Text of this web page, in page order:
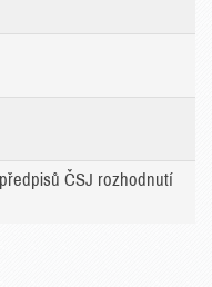
ČSJ rozhodnutí